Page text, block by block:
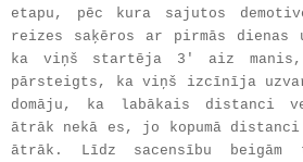
etapu, pēc kura sajutos
reizes saķēros ar pirmās dienas
ka viņš startēja 3' aiz
pārsteigts, ka viņš izcīnīja
domāju, ka labākais distanci
ātrāk nekā es, jo kopumā
ātrāk. Līdz sacensību